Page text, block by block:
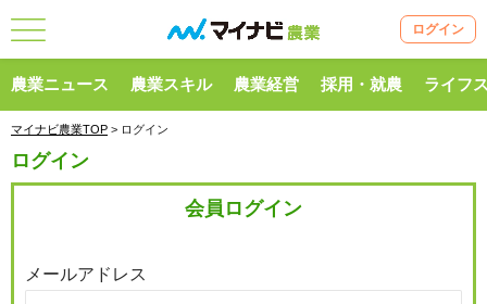
ログイン
農業ニュース 農業スキル 農業経営 採用・就農 ライフ
マイナビ農業TOP > ログイン
ログイン
会員ログイン
メールアドレス